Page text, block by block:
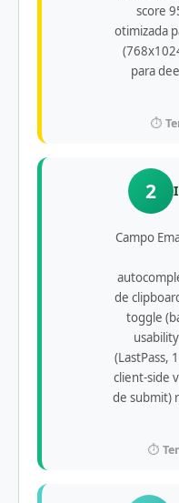
score
otimizada
para
⏱️
2
Campo
de
toggle
(LastPass,
client-side
de submit)
⏱️